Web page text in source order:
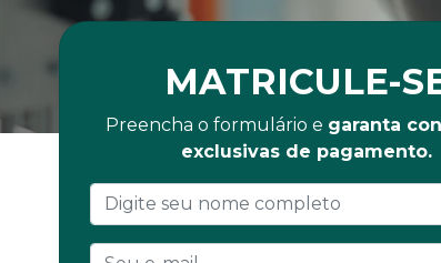
MATRICULE-
Preencha o formulário e garanta
exclusivas de pagamento.